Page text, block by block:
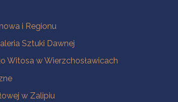
i Regionu
Sztuki Dawnej
Witosa w Wierzchosławicach
w Zalipiu